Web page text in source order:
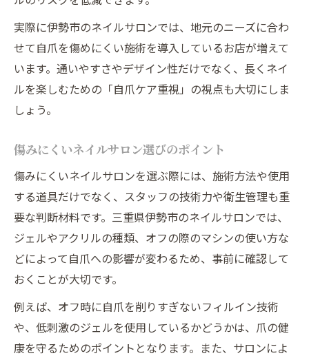
実際に伊勢市のネイルサロンでは、地元のニーズに合わ
せて自爪を傷めにくい施術を導入しているお店が増えて
います。通いやすさやデザイン性だけでなく、長くネイ
ルを楽しむための「自爪ケア重視」の視点も大切にしま
しょう。
傷みにくいネイルサロン選びのポイント
傷みにくいネイルサロンを選ぶ際には、施術方法や使用
する道具だけでなく、スタッフの技術力や衛生管理も重
要な判断材料です。三重県伊勢市のネイルサロンでは、
ジェルやアクリルの種類、オフの際のマシンの使い方な
どによって自爪への影響が変わるため、事前に確認して
おくことが大切です。
例えば、オフ時に自爪を削りすぎないフィルイン技術
や、低刺激のジェルを使用しているかどうかは、爪の健
康を守るためのポイントとなります。また、サロンによ